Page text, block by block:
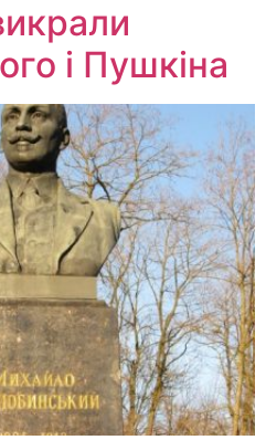
і Пушкіна